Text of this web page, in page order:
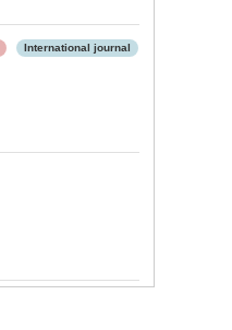
International journal